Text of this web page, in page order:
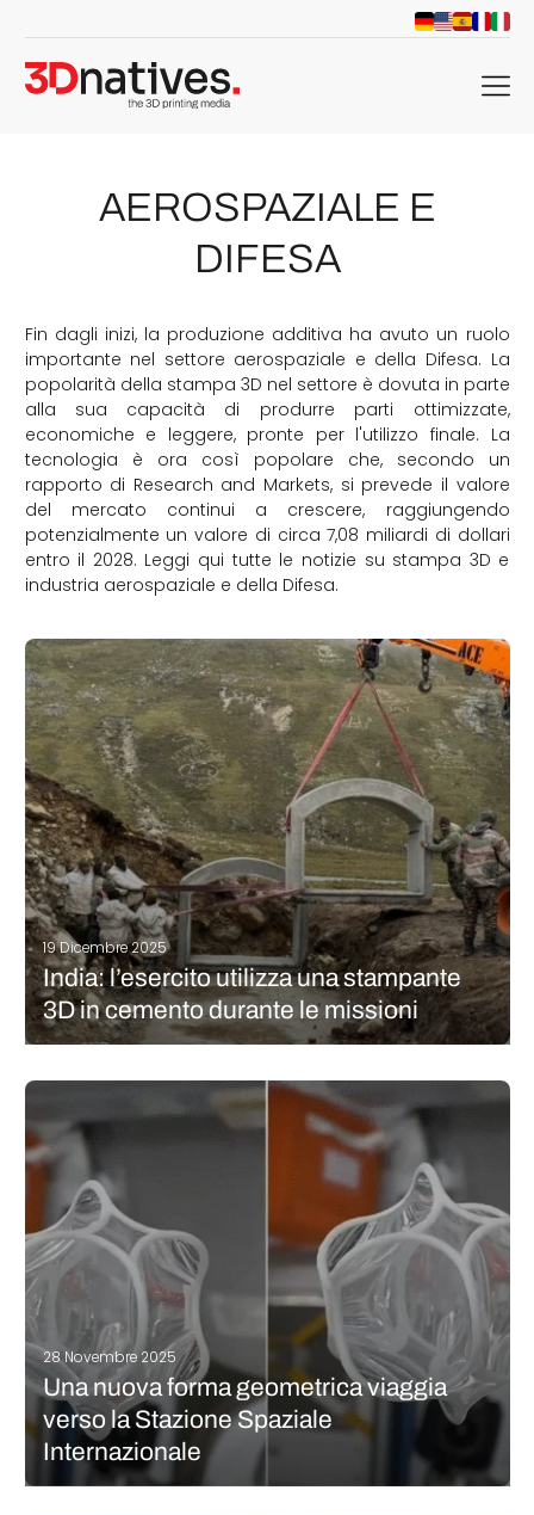
menu
AEROSPAZIALE E
DIFESA
Fin dagli inizi, la produzione additiva ha avuto un ruolo
importante nel settore aerospaziale e della Difesa. La
popolarità della stampa 3D nel settore è dovuta in parte
alla sua capacità di produrre parti ottimizzate,
economiche e leggere, pronte per l'utilizzo finale. La
tecnologia è ora così popolare che, secondo un
rapporto di Research and Markets, si prevede il valore
del mercato continui a crescere, raggiungendo
potenzialmente un valore di circa 7,08 miliardi di dollari
entro il 2028. Leggi qui tutte le notizie su stampa 3D e
industria aerospaziale e della Difesa.
19 Dicembre 2025
India: l’esercito utilizza una stampante
3D in cemento durante le missioni
sottoposte a prove balistiche dal vivo? In India, il Trishakti
Corps dell’esercito ha introdotto la stampa 3D per costruzioni
in ambito difensivo, schierando una stampante 3D robotica in
cemento nelle…
CONTINUA A LEGGERE
28 Novembre 2025
Una nuova forma geometrica viaggia
verso la Stazione Spaziale
Internazionale